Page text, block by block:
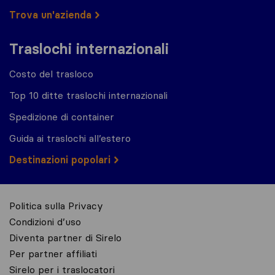
Trova un'azienda
Traslochi internazionali
Costo del trasloco
Top 10 ditte traslochi internazionali
Spedizione di container
Guida ai traslochi all’estero
Destinazioni popolari
Politica sulla Privacy
Condizioni d’uso
Diventa partner di Sirelo
Per partner affiliati
Sirelo per i traslocatori